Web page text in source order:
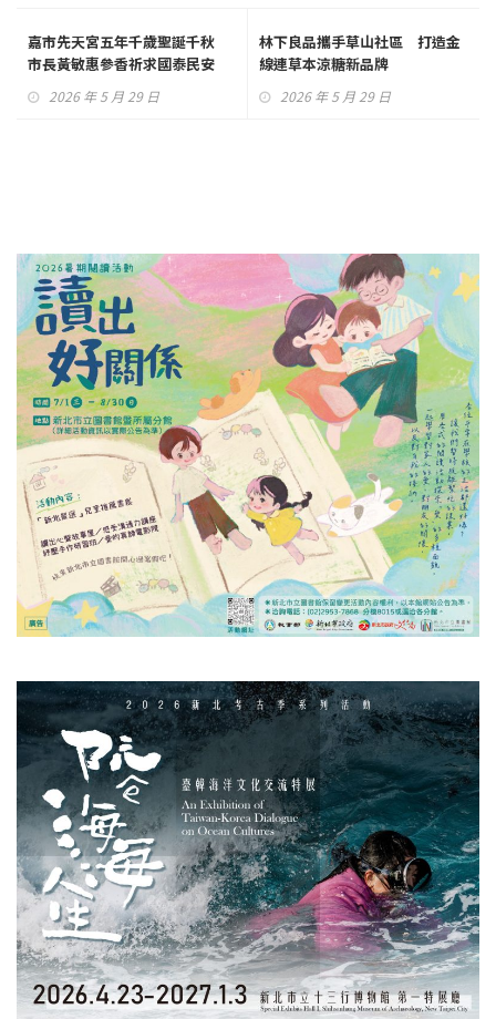
嘉市先天宮五年千歲聖誕千秋
市長黃敏惠參香祈求國泰民安
2026 年 5 月 29 日
林下良品攜手草山社區 打造金
線連草本涼糖新品牌
2026 年 5 月 29 日